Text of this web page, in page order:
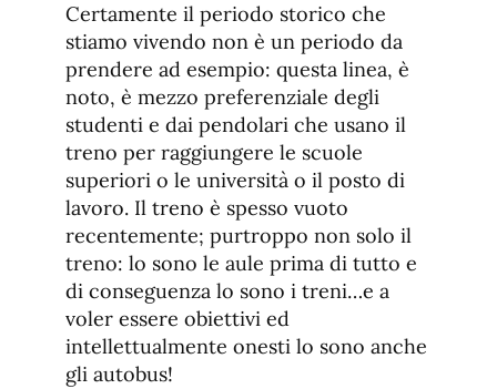
Certamente il periodo storico che
stiamo vivendo non è un periodo da
prendere ad esempio: questa linea, è
noto, è mezzo preferenziale degli
studenti e dai pendolari che usano il
treno per raggiungere le scuole
superiori o le università o il posto di
lavoro. Il treno è spesso vuoto
recentemente; purtroppo non solo il
treno: lo sono le aule prima di tutto e
di conseguenza lo sono i treni…e a
voler essere obiettivi ed
intellettualmente onesti lo sono anche
gli autobus!